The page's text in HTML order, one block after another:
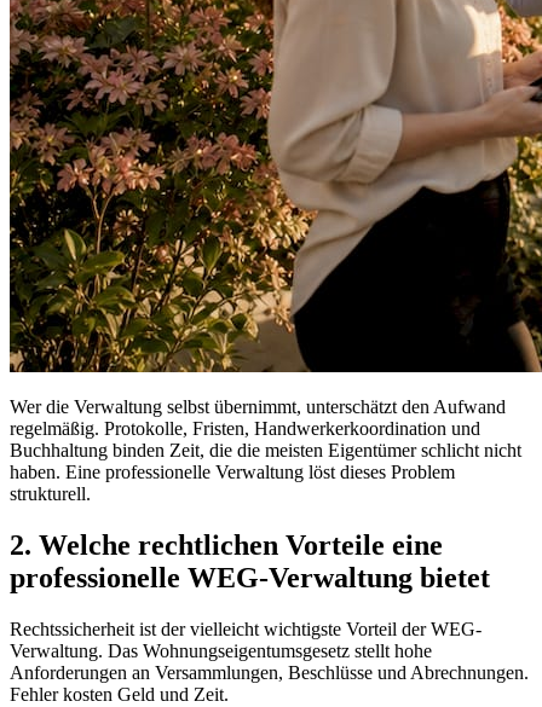
Wer die Verwaltung selbst übernimmt, unterschätzt den Aufwand
regelmäßig. Protokolle, Fristen, Handwerkerkoordination und
Buchhaltung binden Zeit, die die meisten Eigentümer schlicht nicht
haben. Eine professionelle Verwaltung löst dieses Problem
strukturell.
2. Welche rechtlichen Vorteile eine
professionelle WEG-Verwaltung bietet
Rechtssicherheit ist der vielleicht wichtigste Vorteil der WEG-
Verwaltung. Das Wohnungseigentumsgesetz stellt hohe
Anforderungen an Versammlungen, Beschlüsse und Abrechnungen.
Fehler kosten Geld und Zeit.